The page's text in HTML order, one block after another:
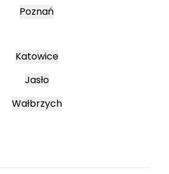
Poznań
Katowice
Jasło
Wałbrzych